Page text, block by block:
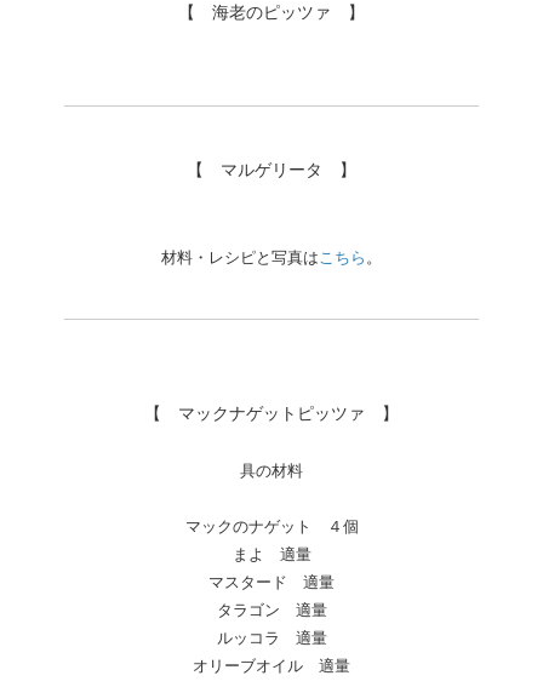
【 海老のピッツァ 】
【 マルゲリータ 】
材料・レシピと写真は こちら 。
【 マックナゲットピッツァ 】
具の材料
マックのナゲット ４個
まよ 適量
マスタード 適量
タラゴン 適量
ルッコラ 適量
オリーブオイル 適量